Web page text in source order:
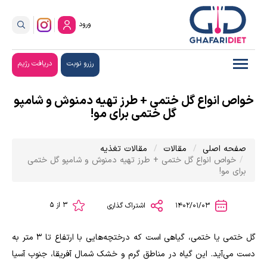
ورود
رزرو نوبت دریافت رژیم
خواص انواع گل ختمی + طرز تهیه دمنوش و شامپو
گل ختمی برای مو!
صفحه اصلی مقالات
مقالات تغذیه
خواص انواع گل ختمی + طرز تهیه دمنوش و شامپو گل ختمی
برای مو!
اشتراک گذاری
گل ختمی یا ختمی، گیاهی است که درختچه‌هایی با ارتفاع تا ۳ متر به
دست می‌آید. این گیاه در مناطق گرم و خشک شمال آفریقا، جنوب آسیا